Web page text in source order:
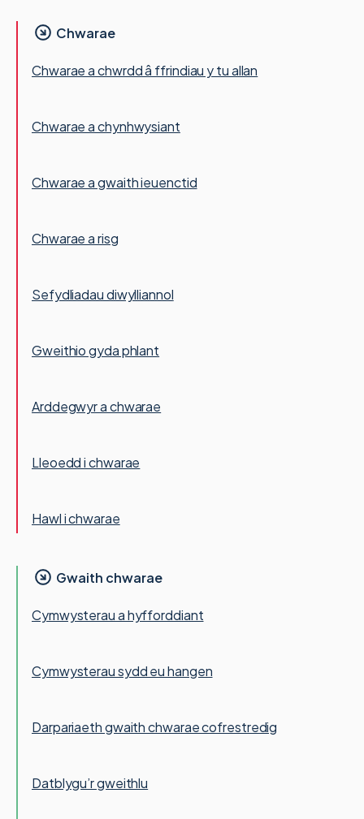
Chwarae
Chwarae a chwrdd â ffrindiau y tu allan
Chwarae a chynhwysiant
Chwarae a gwaith ieuenctid
Chwarae a risg
Sefydliadau diwylliannol
Gweithio gyda phlant
Arddegwyr a chwarae
Lleoedd i chwarae
Hawl i chwarae
Gwaith chwarae
Cymwysterau a hyfforddiant
Cymwysterau sydd eu hangen
Darpariaeth gwaith chwarae cofrestredig
Datblygu’r gweithlu